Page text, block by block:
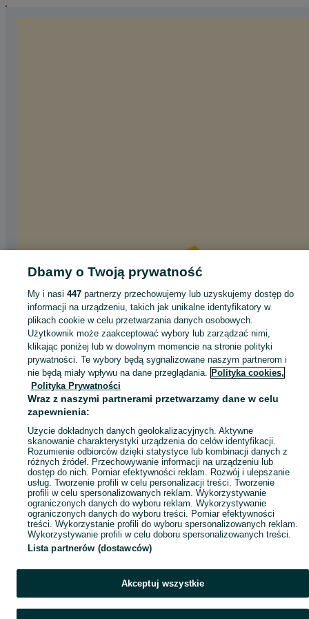
Ups! Coś poszło nie tak...
Odśwież lub wróć na stronę główną
Odśwież
Dbamy o Twoją prywatność
My i nasi 447partnerzy przechowujemy lub uzyskujemy dostęp do
informacji na urządzeniu, takich jak unikalne identyfikatory w
plikach cookie w celu przetwarzania danych osobowych.
Użytkownik może zaakceptować wybory lub zarządzać nimi,
klikając poniżej lub w dowolnym momencie na stronie polityki
prywatności. Te wybory będą sygnalizowane naszym partnerom i
nie będą miały wpływu na dane przeglądania. Polityka cookies,
Polityka Prywatności
Wraz z naszymi partnerami przetwarzamy dane w celu
zapewnienia:
Użycie dokładnych danych geolokalizacyjnych. Aktywne
skanowanie charakterystyki urządzenia do celów identyfikacji.
Rozumienie odbiorców dzięki statystyce lub kombinacji danych z
różnych źródeł. Przechowywanie informacji na urządzeniu lub
dostęp do nich. Pomiar efektywności reklam. Rozwój i ulepszanie
usług. Tworzenie profili w celu personalizacji treści. Tworzenie
profili w celu spersonalizowanych reklam. Wykorzystywanie
ograniczonych danych do wyboru reklam. Wykorzystywanie
ograniczonych danych do wyboru treści. Pomiar efektywności
treści. Wykorzystanie profili do wyboru spersonalizowanych reklam.
Wykorzystywanie profili w celu doboru spersonalizowanych treści.
Lista partnerów (dostawców)
Akceptuj wszystkie